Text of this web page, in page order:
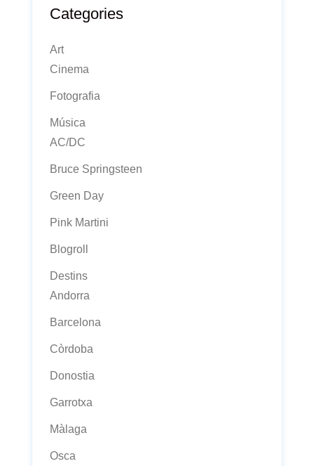
Categories
Art
Cinema
Fotografia
Música
AC/DC
Bruce Springsteen
Green Day
Pink Martini
Blogroll
Destins
Andorra
Barcelona
Còrdoba
Donostia
Garrotxa
Màlaga
Osca